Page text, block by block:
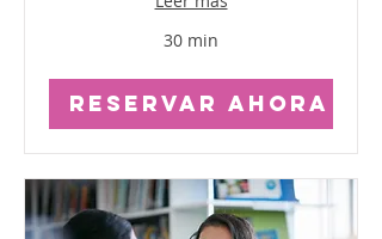
30 min
Reservar ahora